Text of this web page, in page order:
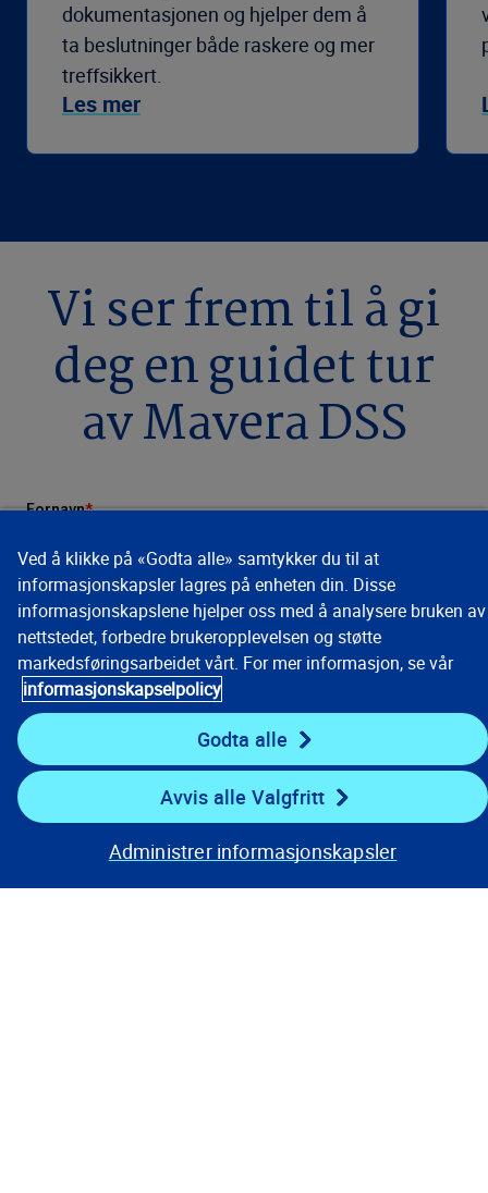
dokumentasjonen og hjelper dem å
ta beslutninger både raskere og mer
treffsikkert.
Les mer
Vi ser frem til å gi
deg en guidet tur
av Mavera DSS
Ved å klikke på «Godta alle» samtykker du til at
informasjonskapsler lagres på enheten din. Disse
informasjonskapslene hjelper oss med å analysere bruken av
nettstedet, forbedre brukeropplevelsen og støtte
markedsføringsarbeidet vårt. For mer informasjon, se vår
informasjonskapselpolicy
Godta alle
Avvis alle Valgfritt
Administrer informasjonskapsler